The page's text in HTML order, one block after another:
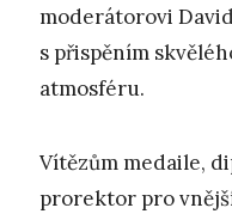
moderátorovi
s přispěním
atmosféru.
Vítězům medaile,
prorektor pro